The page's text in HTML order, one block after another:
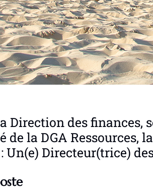
Direction des finances,
de la DGA Ressources,
Un(e) Directeur(trice)